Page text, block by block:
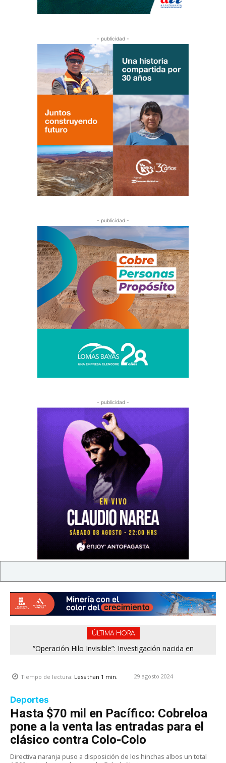
- publicidad -
- publicidad -
- publicidad -